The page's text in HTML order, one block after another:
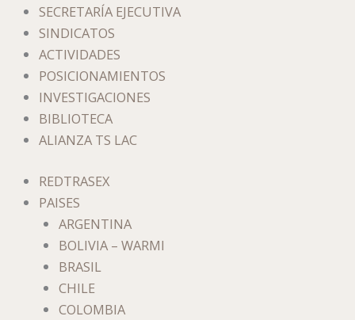
SECRETARÍA EJECUTIVA
SINDICATOS
ACTIVIDADES
POSICIONAMIENTOS
INVESTIGACIONES
BIBLIOTECA
ALIANZA TS LAC
REDTRASEX
PAISES
ARGENTINA
BOLIVIA – WARMI
BRASIL
CHILE
COLOMBIA